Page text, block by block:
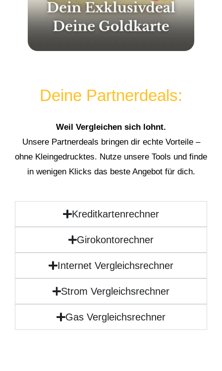
Deine Partnerdeals:
Weil Vergleichen sich lohnt.
Unsere Partnerdeals bringen dir echte Vorteile –
ohne Kleingedrucktes. Nutze unsere Tools und finde
in wenigen Klicks das beste Angebot für dich.
Kreditkartenrechner
Girokontorechner
Internet Vergleichsrechner
Strom Vergleichsrechner
Gas Vergleichsrechner